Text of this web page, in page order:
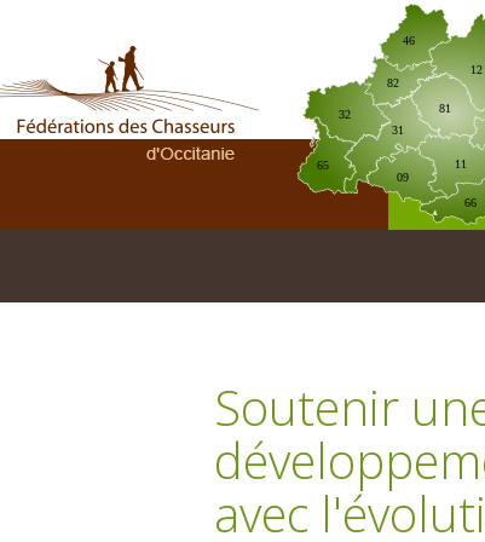
09
12
31
32
46
65
66
81
82
11
Soutenir
avec